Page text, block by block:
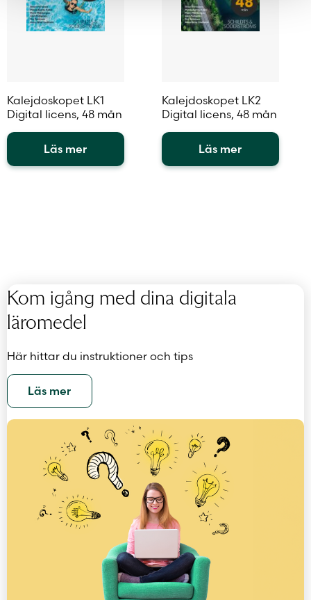
Kalejdoskopet LK1
Digital licens, 48 mån
Läs mer
väljas
Kalejdoskopet LK2
Digital licens, 48 mån
Läs mer
väljas
Kom igång med dina digitala
läromedel
Här hittar du instruktioner och tips
Läs mer